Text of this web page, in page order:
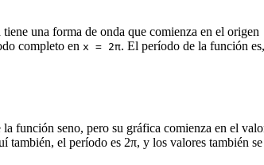
tiene una forma de onda que comienza en el origen
completo en x = 2π. El período de la función
función seno, pero su gráfica comienza en el
también, el período es 2π, y los valores también